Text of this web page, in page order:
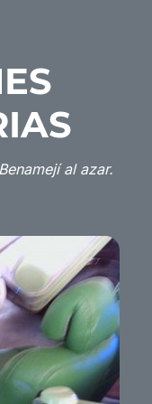
al azar.